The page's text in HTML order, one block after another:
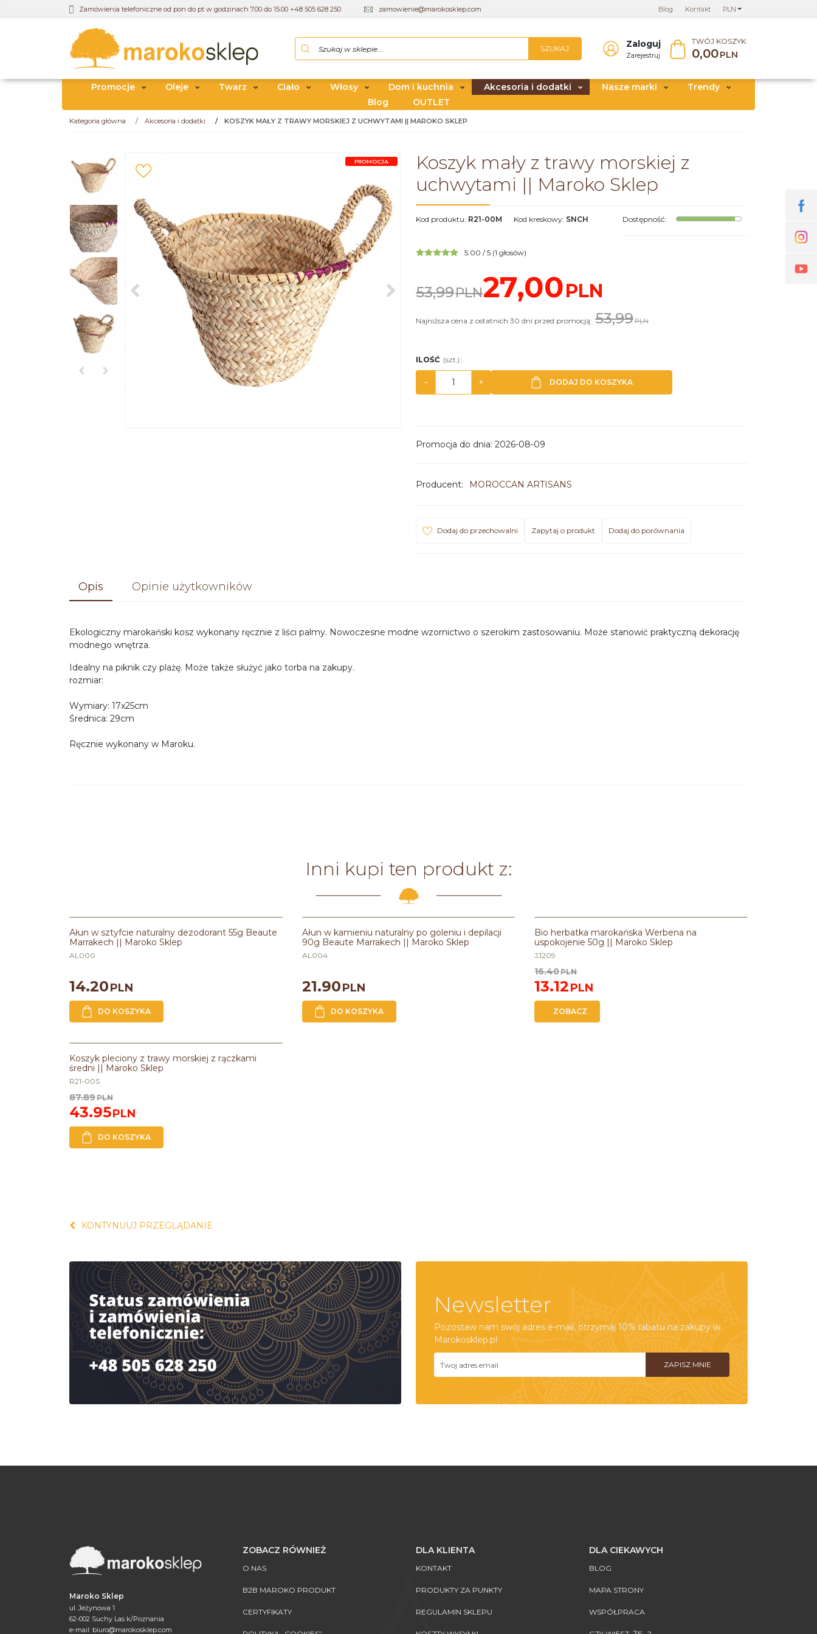
Zamówienia telefoniczne od pon do pt w godzinach 7.00 do 15.00 +48 505 628 250 zamowienie@marokosklep.com PLN
Blog Kontakt
SZUKAJ Zaloguj
Zarejestruj
TWÓJ KOSZYK:
0,00PLN
Promocje Oleje Twarz Ciało Włosy Dom i kuchnia Akcesoria i dodatki Nasze marki
Trendy
Blog
OUTLET
Kategoria główna / Akcesoria i dodatki / KOSZYK MAŁY Z TRAWY MORSKIEJ Z UCHWYTAMI || MAROKO SKLEP
<
PROMOCJA
Koszyk mały z trawy morskiej z
uchwytami || Maroko Sklep
Kod produktu: R21-00M Kod kreskowy: SNCH Dostępność:
5.00 /5 (1 głosów)
53,99PLN27,00PLN
Najniższa cena z ostatnich 30 dni przed promocją: 53,99PLN
ILOŚĆ (szt.) :
− + DODAJ DO KOSZYKA
Promocja do dnia: 2026-08-09
Producent: MOROCCAN ARTISANS
Dodaj do przechowalni Zapytaj o produkt Dodaj do porównania
Opis Opinie użytkowników
Ekologiczny marokański kosz wykonany ręcznie z liści palmy. Nowoczesne modne wzornictwo o szerokim zastosowaniu. Może stanowić praktyczną dekorację
modnego wnętrza.
Idealny na piknik czy plażę. Może także służyć jako torba na zakupy.
rozmiar:
Wymiary: 17x25cm
Średnica: 29cm
Ręcznie wykonany w Maroku.
Inni kupi ten produkt z:
Ałun w sztyfcie naturalny dezodorant 55g Beaute
Marrakech || Maroko Sklep
AL000
14.20PLN
DO KOSZYKA
Ałun w kamieniu naturalny po goleniu i depilacji
90g Beaute Marrakech || Maroko Sklep
AL004
21.90PLN
DO KOSZYKA
Bio herbatka marokańska Werbena na
uspokojenie 50g || Maroko Sklep
JJ209
16.40PLN
13.12PLN
ZOBACZ
Koszyk pleciony z trawy morskiej z rączkami
średni || Maroko Sklep
R21-00S
87.89PLN
43.95PLN
DO KOSZYKA
KONTYNUUJ PRZEGLĄDANIE
Newsletter
Pozostaw nam swój adres e-mail, otrzymaj 10% rabatu na zakupy w
Marokosklep.pl
Maroko Sklep
ul. Jeżynowa 1
62-002 Suchy Las k/Poznania
e-mail: biuro@marokosklep.com
ZOBACZ RÓWNIEŻ
O NAS
B2B MAROKO PRODUKT
CERTYFIKATY
DLA KLIENTA
KONTAKT
PRODUKTY ZA PUNKTY
REGULAMIN SKLEPU
DLA CIEKAWYCH
BLOG
MAPA STRONY
WSPÓŁPRACA